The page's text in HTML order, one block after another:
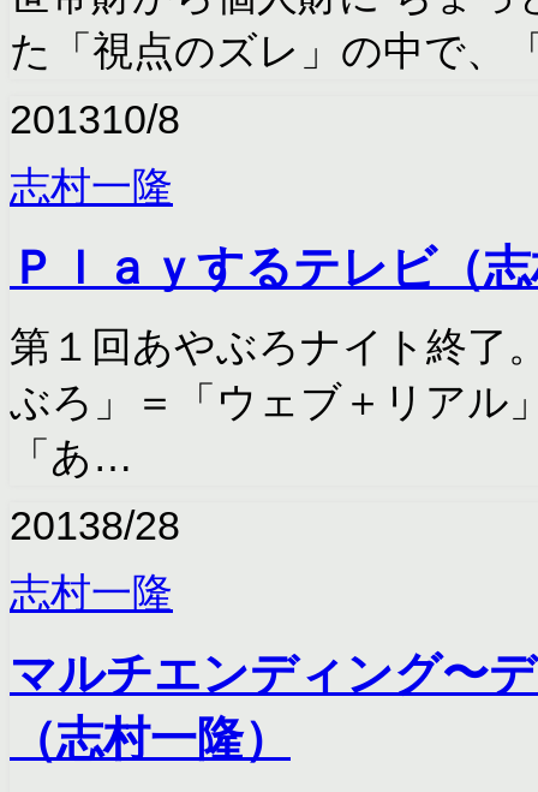
た「視点のズレ」の中で
201310/8
志村一隆
Ｐｌａｙするテレビ（
第１回あやぶろナイト終了
ぶろ」＝「ウェブ＋リアル
「あ…
20138/28
志村一隆
マルチエンディング〜
（志村一隆）